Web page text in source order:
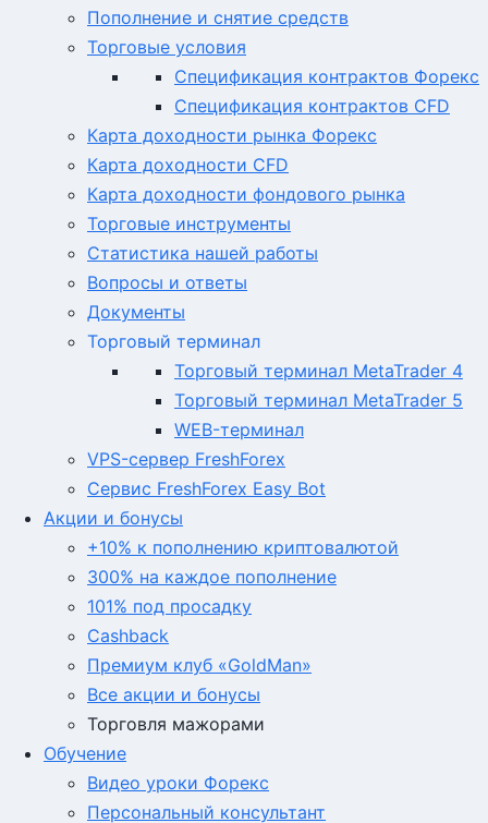
Пополнение и снятие средств
Торговые условия
Спецификация контрактов Форекс
Спецификация контрактов CFD
Карта доходности рынка Форекс
Карта доходности CFD
Карта доходности фондового рынка
Торговые инструменты
Статистика нашей работы
Вопросы и ответы
Документы
Торговый терминал
Торговый терминал MetaTrader 4
Торговый терминал MetaTrader 5
WEB-терминал
VPS-сервер FreshForex
Сервис FreshForex Easy Bot
Акции и бонусы
+10% к пополнению криптовалютой
300% на каждое пополнение
101% под просадку
Cashback
Премиум клуб «GoldMan»
Все акции и бонусы
Торговля мажорами
Обучение
Видео уроки Форекс
Персональный консультант